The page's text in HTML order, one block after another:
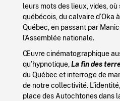
leurs mots des lieux, vides,
québécois, du calvaire d’Oka
Québec, en passant par
l’Assemblée nationale.
Œuvre cinématographique
qu’hypnotique, La fin des
du Québec et interroge de
de notre collectivité.
place des Autochtones dans